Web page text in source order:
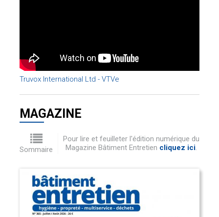
Truvox International Ltd - VTVe
MAGAZINE
Sommaire
Pour lire et feuilleter l'édition numérique du
Magazine Bâtiment Entretien cliquez ici.